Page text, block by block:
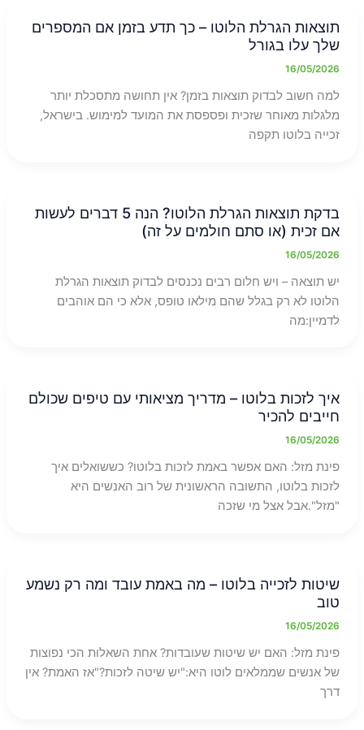
תוצאות הגרלת הלוטו – כך תדע בזמן אם המספרים
שלך עלו בגורל
16/05/2026
למה חשוב לבדוק תוצאות בזמן? אין תחושה מתסכלת יותר
מלגלות מאוחר שזכית ופספסת את המועד למימוש. בישראל,
זכייה בלוטו תקפה
בדקת תוצאות הגרלת הלוטו? הנה 5 דברים לעשות
אם זכית (או סתם חולמים על זה)
16/05/2026
יש תוצאה – ויש חלום רבים נכנסים לבדוק תוצאות הגרלת
הלוטו לא רק בגלל שהם מילאו טופס, אלא כי הם אוהבים
לדמיין:מה
איך לזכות בלוטו – מדריך מציאותי עם טיפים שכולם
חייבים להכיר
16/05/2026
פינת מזל: האם אפשר באמת לזכות בלוטו? כששואלים איך
לזכות בלוטו, התשובה הראשונית של רוב האנשים היא
"מזל".אבל אצל מי שזכה
שיטות לזכייה בלוטו – מה באמת עובד ומה רק נשמע
טוב
16/05/2026
פינת מזל: האם יש שיטות שעובדות? אחת השאלות הכי נפוצות
של אנשים שממלאים לוטו היא:"יש שיטה לזכות?"אז האמת? אין
דרך